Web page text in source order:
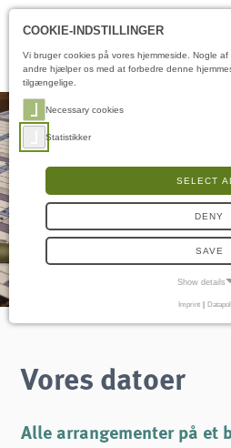
Vores datoer
Alle arrangementer på et
COOKIE-INDSTILLINGER
Vi bruger cookies på vores hjemmeside. Nogle
andre hjælper os med at forbedre denne
tilgængelige.
Necessary cookies
Statistikker
SELECT
DENY
SAVE
Show details
Samtykke-cookie
Imprint |